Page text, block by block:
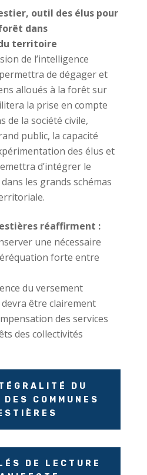
outil des élus pour
dans
territoire
de l’intelligence
de dégager et
alloués à la forêt sur
la prise en compte
de la société civile,
public, la capacité
des élus et
d’intégrer le
les grands schémas
réaffirment :
une nécessaire
forte entre
du versement
être clairement
des services
des collectivités
DU
COMMUNES
DE LECTURE